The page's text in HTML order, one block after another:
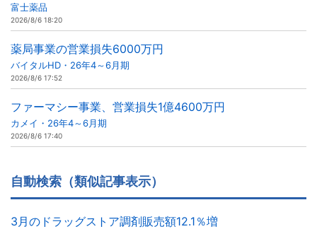
富士薬品
2026/8/6 18:20
薬局事業の営業損失6000万円
バイタルHD・26年4～6月期
2026/8/6 17:52
ファーマシー事業、営業損失1億4600万円
カメイ・26年4～6月期
2026/8/6 17:40
自動検索（類似記事表示）
3月のドラッグストア調剤販売額12.1％増